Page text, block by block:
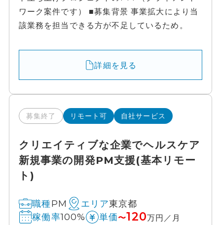
ワーク案件です） ■募集背景 事業拡大により当
該業務を担当できる方が不足しているため。
詳細を見る
募集終了 リモート可 自社サービス
クリエイティブな企業でヘルスケア
新規事業の開発PM支援(基本リモー
ト)
職種PM エリア東京都
稼働率100% 単価〜120万円／月